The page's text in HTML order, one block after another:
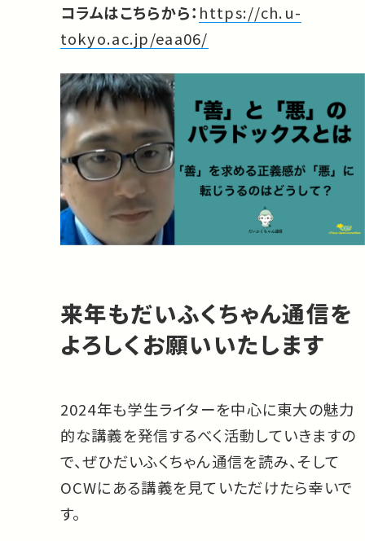
コラムはこちらから： https://ch.u-
tokyo.ac.jp/eaa06/
来年もだいふくちゃん通信を
よろしくお願いいたします
2024年も学生ライターを中心に東大の魅力
的な講義を発信するべく活動していきますの
で、ぜひだいふくちゃん通信を読み、そして
OCWにある講義を見ていただけたら幸いで
す。